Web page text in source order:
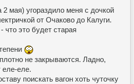
мая) угораздило меня с дочкой
от Очаково до Калуги.
это будет старая
не закрываются. Ладно,
еле.
поискать вагон хоть чуточку